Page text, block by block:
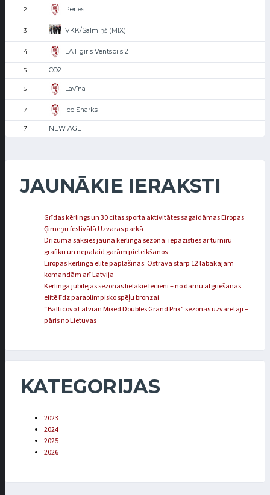
2 Pērles
3 VKK/Salmiņš (MIX)
4 LAT girls Ventspils 2
5 CO2
5 Lavīna
7 Ice Sharks
7 NEW AGE
JAUNĀKIE IERAKSTI
Grīdas kērlings un 30 citas sporta aktivitātes sagaidāmas Eiropas
Ģimeņu festivālā Uzvaras parkā
Drīzumā sāksies jaunā kērlinga sezona: iepazīsties ar turnīru
grafiku un nepalaid garām pieteikšanos
Eiropas kērlinga elite paplašinās: Ostravā starp 12 labākajām
komandām arī Latvija
Kērlinga jubilejas sezonas lielākie lēcieni – no dāmu atgriešanās
elitē līdz paraolimpisko spēļu bronzai
“Balticovo Latvian Mixed Doubles Grand Prix” sezonas uzvarētāji –
pāris no Lietuvas
KATEGORIJAS
2023
2024
2025
2026